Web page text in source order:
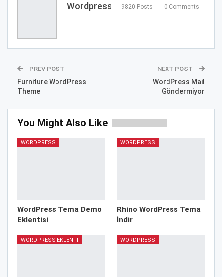
Wordpress 9820 Posts 0 Comments
PREV POST
Furniture WordPress
Theme
NEXT POST
WordPress Mail
Göndermiyor
You Might Also Like
WORDPRESS
WordPress Tema Demo
Eklentisi
WORDPRESS
Rhino WordPress Tema
İndir
WORDPRESS EKLENTI WORDPRESS